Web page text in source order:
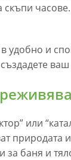
удобно и
ваш
или
природата
за баня и